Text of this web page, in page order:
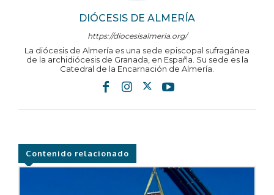
DIÓCESIS DE ALMERÍA
https://diocesisalmeria.org/
La diócesis de Almería es una sede episcopal sufragánea
de la archidiócesis de Granada, en España. Su sede es la
Catedral de la Encarnación de Almería.
Contenido relacionado